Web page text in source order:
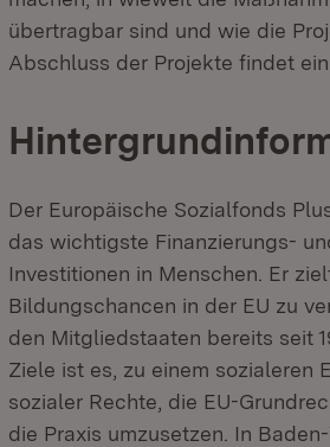
übertragbar sind und wie die
Abschluss der Projekte findet
Der Europäische Sozialfonds
das wichtigste Finanzierungs-
Investitionen in Menschen. Er
Bildungschancen in der EU zu
den Mitgliedstaaten bereits seit
Ziele ist es, zu einem sozialeren
sozialer Rechte, die EU-
die Praxis umzusetzen. In